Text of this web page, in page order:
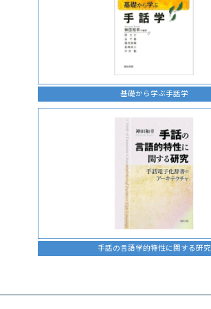
基礎から学ぶ手話学
手話の言語学的特性に関する研究